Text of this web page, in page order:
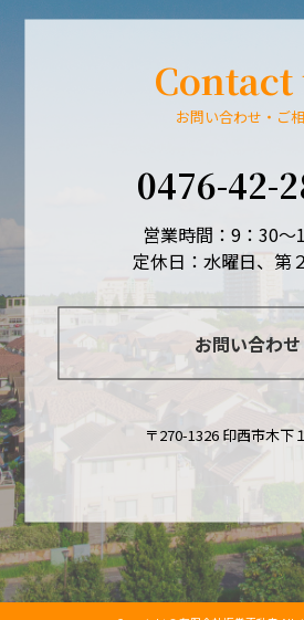
Contact
お問い合わせ・ご
0476-42-
営業時間：9：30～
定休日：水曜日、第
お問い合わせ
〒270-1326 印西市木下